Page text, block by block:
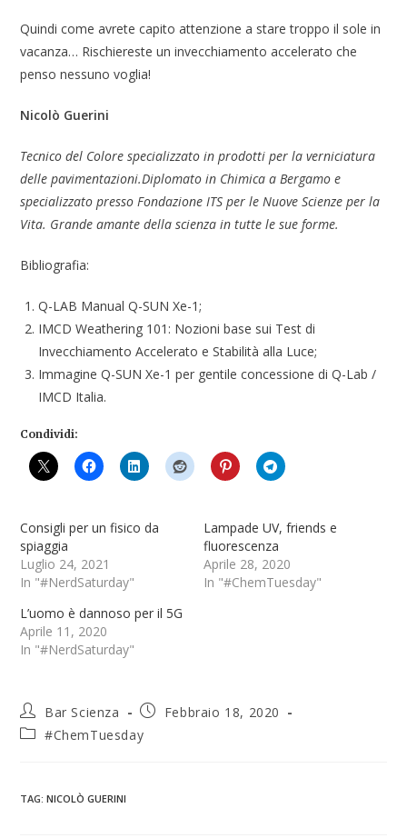
Quindi come avrete capito attenzione a stare troppo il sole in
vacanza… Rischiereste un invecchiamento accelerato che
penso nessuno voglia!
Nicolò Guerini
Tecnico del Colore specializzato in prodotti per la verniciatura
delle pavimentazioni.Diplomato in Chimica a Bergamo e
specializzato presso Fondazione ITS per le Nuove Scienze per la
Vita. Grande amante della scienza in tutte le sue forme.
Bibliografia:
Q-LAB Manual Q-SUN Xe-1;
IMCD Weathering 101: Nozioni base sui Test di
Invecchiamento Accelerato e Stabilità alla Luce;
Immagine Q-SUN Xe-1 per gentile concessione di Q-Lab /
IMCD Italia.
Condividi:
Consigli per un fisico da
spiaggia
Luglio 24, 2021
In "#NerdSaturday"
Lampade UV, friends e
fluorescenza
Aprile 28, 2020
In "#ChemTuesday"
L’uomo è dannoso per il 5G
Aprile 11, 2020
In "#NerdSaturday"
Bar Scienza
Febbraio 18, 2020
#ChemTuesday
TAG:NICOLÒ GUERINI